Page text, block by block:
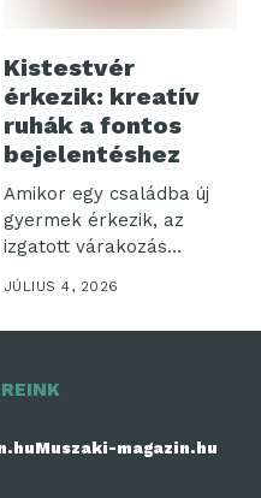
Kistestvér
érkezik: kreatív
ruhák a fontos
bejelentéshez
Amikor egy családba új
gyermek érkezik, az
izgatott várakozás
időszaka veszi kezdetét....
JÚLIUS 4, 2026
Muszaki-magazin.hu